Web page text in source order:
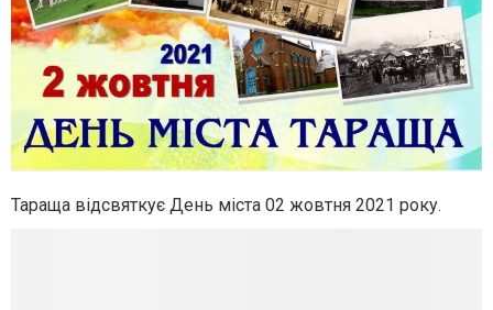
Тараща відсвяткує День міста 02 жовтня 2021 року.